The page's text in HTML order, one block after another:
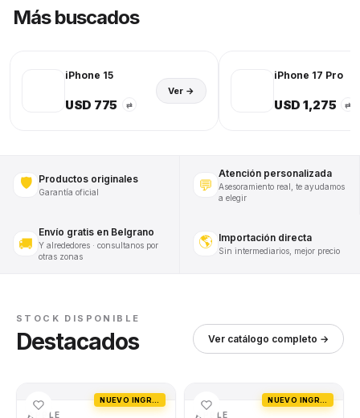
Más buscados
iPhone 15
USD 775 ⇄
Ver →
iPhone 17 Pro
USD 1,275 ⇄
🛡️ Productos originales
Garantía oficial 💬
Atención personalizada
Asesoramiento real, te ayudamos
a elegir
🚚
Envío gratis en Belgrano
Y alrededores · consultanos por
otras zonas
🌎 Importación directa
Sin intermediarios, mejor precio
STOCK DISPONIBLE
Destacados Ver catálogo completo →
APPLE APPLE